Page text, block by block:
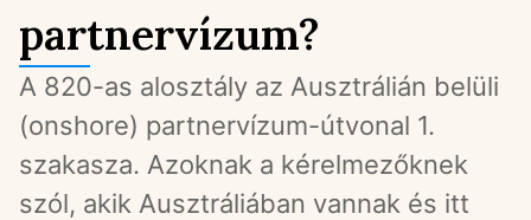
partnervízum?
A 820-as alosztály az Ausztrálián belüli
(onshore) partnervízum-útvonal 1.
szakasza. Azoknak a kérelmezőknek
szól, akik Ausztráliában vannak és itt